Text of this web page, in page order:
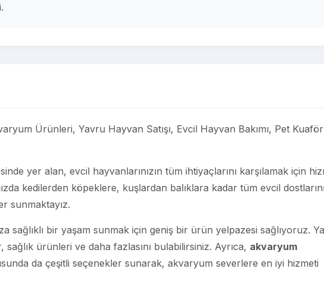
Ürünleri, Yavru Hayvan Satışı, Evcil Hayvan Bakımı, Pet
yer alan, evcil hayvanlarınızın tüm ihtiyaçlarını karşılamak için
kedilerden köpeklere, kuşlardan balıklara kadar tüm evcil
sunmaktayız.
sağlıklı bir yaşam sunmak için geniş bir ürün yelpazesi sağlıyoruz.
ürünleri ve daha fazlasını bulabilirsiniz. Ayrıca, akvaryum
da çeşitli seçenekler sunarak, akvaryum severlere en iyi hizmeti